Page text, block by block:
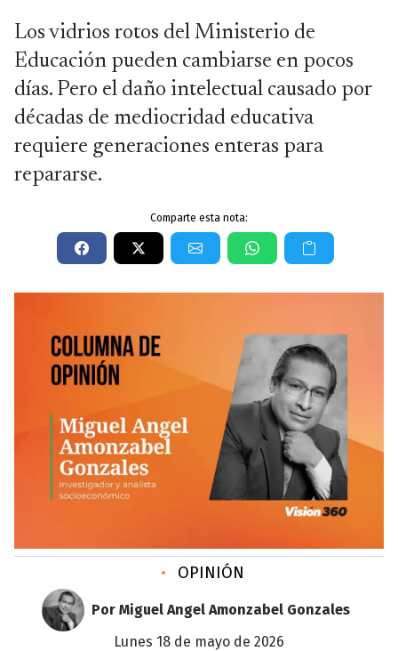
Los vidrios rotos del Ministerio de
Educación pueden cambiarse en pocos
días. Pero el daño intelectual causado por
décadas de mediocridad educativa
requiere generaciones enteras para
repararse.
Comparte esta nota:
• OPINIÓN
Por Miguel Angel Amonzabel Gonzales
lunes 18 de mayo de 2026